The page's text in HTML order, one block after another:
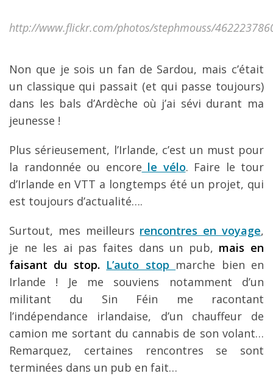
http://www.flickr.com/photos/stephmouss/
Non que je sois un fan de Sardou, mais c’était
un classique qui passait (et qui passe toujours)
dans les bals d’Ardèche où j’ai sévi durant ma
jeunesse !
Plus sérieusement, l’Irlande, c’est un must pour
la randonnée ou encore le vélo. Faire le tour
d’Irlande en VTT a longtemps été un projet, qui
est toujours d’actualité….
Surtout, mes meilleurs rencontres en voyage,
je ne les ai pas faites dans un pub, mais en
faisant du stop. L’auto stop marche bien en
Irlande ! Je me souviens notamment d’un
militant du Sin Féin me racontant
l’indépendance irlandaise, d’un chauffeur de
camion me sortant du cannabis de son volant…
Remarquez, certaines rencontres se sont
terminées dans un pub en fait…